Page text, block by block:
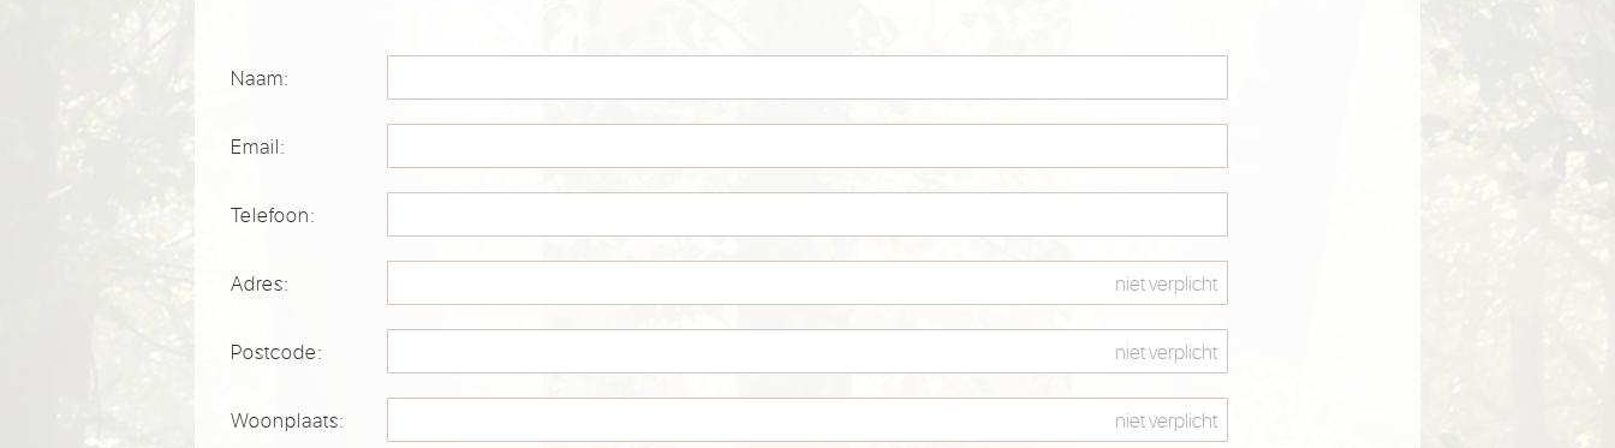
Naam:
Email:
Telefoon:
Adres:
Postcode:
Woonplaats: